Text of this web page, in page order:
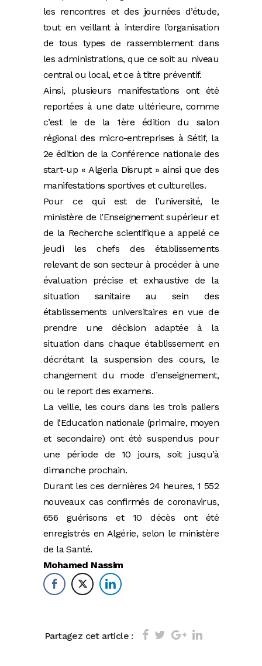
les rencontres et des journées d’étude,
tout en veillant à interdire l’organisation
de tous types de rassemblement dans
les administrations, que ce soit au niveau
central ou local, et ce à titre préventif.
Ainsi, plusieurs manifestations ont été
reportées à une date ultérieure, comme
c’est le de la 1ère édition du salon
régional des micro-entreprises à Sétif, la
2e édition de la Conférence nationale des
start-up « Algeria Disrupt » ainsi que des
manifestations sportives et culturelles.
Pour ce qui est de l’université, le
ministère de l’Enseignement supérieur et
de la Recherche scientifique a appelé ce
jeudi les chefs des établissements
relevant de son secteur à procéder à une
évaluation précise et exhaustive de la
situation sanitaire au sein des
établissements universitaires en vue de
prendre une décision adaptée à la
situation dans chaque établissement en
décrétant la suspension des cours, le
changement du mode d’enseignement,
ou le report des examens.
La veille, les cours dans les trois paliers
de l’Education nationale (primaire, moyen
et secondaire) ont été suspendus pour
une période de 10 jours, soit jusqu’à
dimanche prochain.
Durant les ces dernières 24 heures, 1 552
nouveaux cas confirmés de coronavirus,
656 guérisons et 10 décès ont été
enregistrés en Algérie, selon le ministère
de la Santé.
Mohamed Nassim
Partagez cet article :